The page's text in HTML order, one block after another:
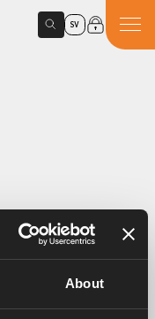
About
SV